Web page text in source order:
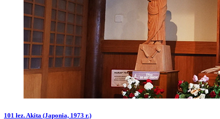
101 łez. Akita (Japonia, 1973 r.)